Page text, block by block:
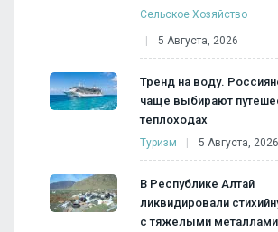
Сельское Хозяйство
5 Августа, 2026
Тренд на воду.
чаще выбирают
теплоходах
Туризм 5 Августа, 2026
В Республике Алтай
ликвидировали
с тяжелыми металлами